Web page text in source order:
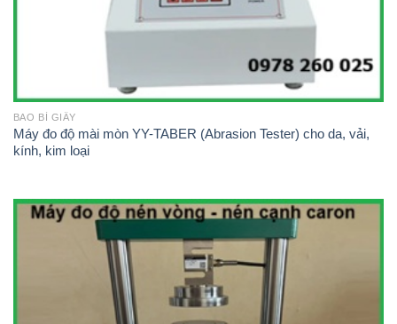
BAO BÌ GIẤY
Máy đo độ mài mòn YY-TABER (Abrasion Tester) cho da, vải,
kính, kim loại